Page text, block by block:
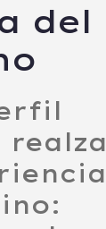
del
realza